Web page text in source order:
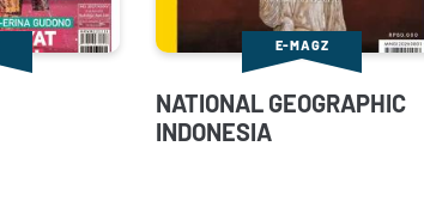
E-MAGZ
NATIONAL GEOGRAPHIC
INDONESIA